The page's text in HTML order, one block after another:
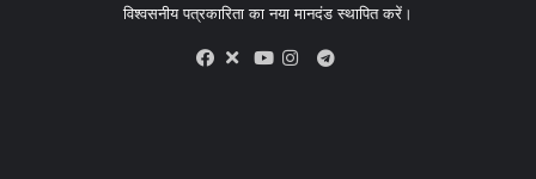
विश्वसनीय पत्रकारिता का नया मानदंड स्थापित करें।
X
Telegram